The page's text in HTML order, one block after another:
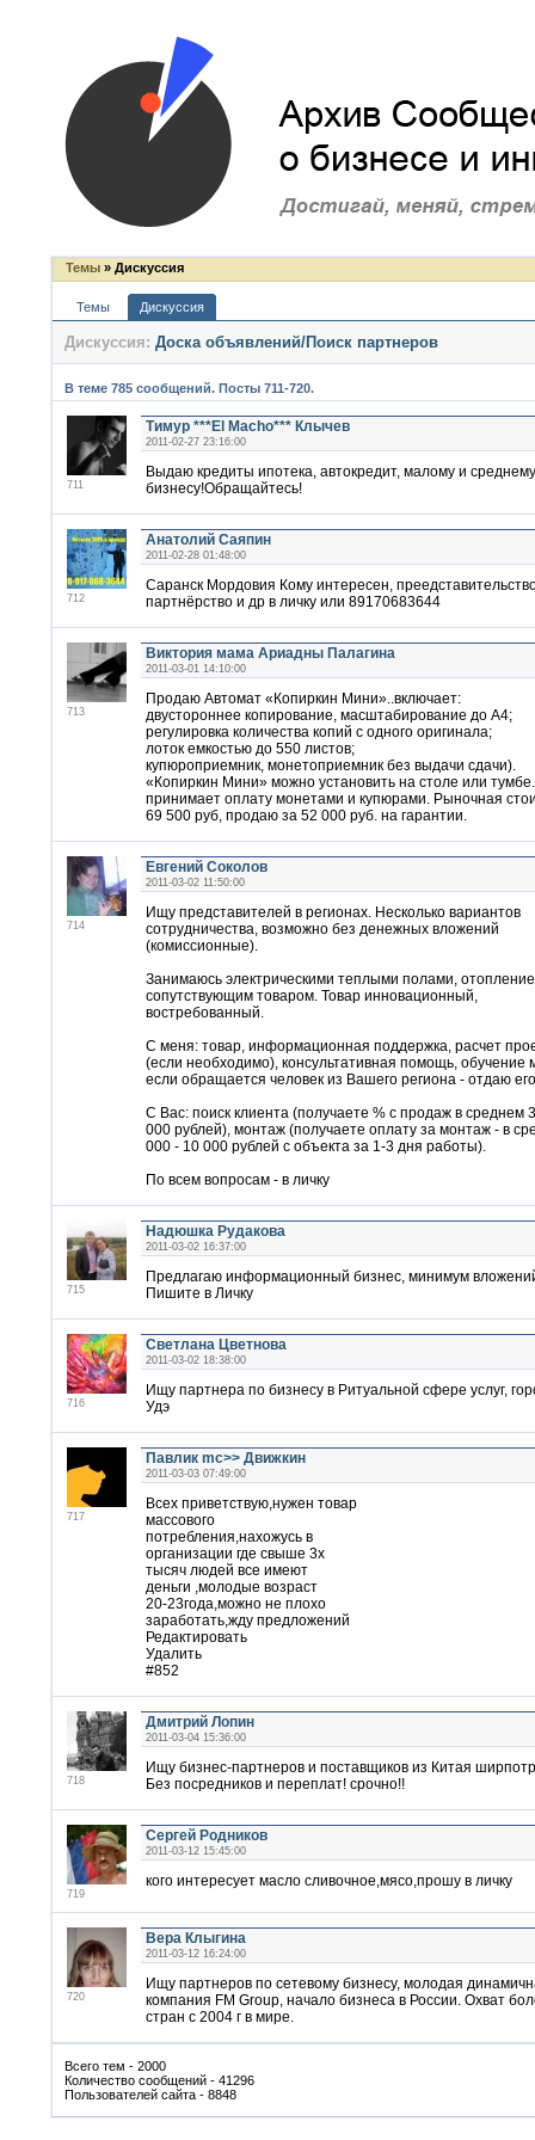
Темы » Дискуссия
Темы Дискуссия
Дискуссия: Доска объявлений/Поиск партнеров
В теме 785 сообщений. Посты 711-720.
711
Тимур ***El Macho*** Клычев
2011-02-27 23:16:00
Выдаю кредиты ипотека, автокредит, малому и среднему
бизнесу!Обращайтесь!
712
Анатолий Саяпин
2011-02-28 01:48:00
Саранск Мордовия Кому интересен,
партнёрство и др в личку или 89170683644
713
Виктория мама Ариадны Палагина
2011-03-01 14:10:00
Продаю Автомат «Копиркин Мини»..включает:
двустороннее копирование, масштабирование до А4;
регулировка количества копий с одного оригинала;
лоток емкостью до 550 листов;
купюроприемник, монетоприемник без выдачи сдачи).
«Копиркин Мини» можно установить на столе или
принимает оплату монетами и купюрами. Рыночная
69 500 руб, продаю за 52 000 руб. на гарантии.
714
Евгений Соколов
2011-03-02 11:50:00
Ищу представителей в регионах. Несколько вариантов
сотрудничества, возможно без денежных вложений
(комиссионные).
Занимаюсь электрическими теплыми полами,
сопутствующим товаром. Товар инновационный,
востребованный.
С меня: товар, информационная поддержка, расчет
(если необходимо), консультативная помощь, обучение
если обращается человек из Вашего региона - отдаю его
С Вас: поиск клиента (получаете % с продаж в среднем
000 рублей), монтаж (получаете оплату за монтаж - в
000 - 10 000 рублей с объекта за 1-3 дня работы).
По всем вопросам - в личку
715
Надюшка Рудакова
2011-03-02 16:37:00
Предлагаю информационный бизнес, минимум
Пишите в Личку
716
Светлана Цветнова
2011-03-02 18:38:00
Ищу партнера по бизнесу в Ритуальной сфере услуг,
Удэ
717
Павлик mc>> Движкин
2011-03-03 07:49:00
Всех приветствую,нужен товар
массового
потребления,нахожусь в
организации где свыше 3х
тысяч людей все имеют
деньги ,молодые возраст
20-23года,можно не плохо
заработать,жду предложений
Редактировать
Удалить
#852
718
Дмитрий Лопин
2011-03-04 15:36:00
Ищу бизнес-партнеров и поставщиков из Китая
Без посредников и переплат! срочно!!
719
Сергей Родников
2011-03-12 15:45:00
кого интересует масло сливочное,мясо,прошу в личку
720
Вера Клыгина
2011-03-12 16:24:00
Ищу партнеров по сетевому бизнесу, молодая
компания FM Group, начало бизнеса в России. Охват
стран с 2004 г в мире.
Всего тем - 2000
Количество сообщений - 41296
Пользователей сайта - 8848